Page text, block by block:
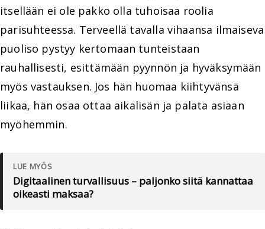
itsellään ei ole pakko olla tuhoisaa roolia
parisuhteessa. Terveellä tavalla vihaansa ilmaiseva
puoliso pystyy kertomaan tunteistaan
rauhallisesti, esittämään pyynnön ja hyväksymään
myös vastauksen. Jos hän huomaa kiihtyvänsä
liikaa, hän osaa ottaa aikalisän ja palata asiaan
myöhemmin.
LUE MYÖS
Digitaalinen turvallisuus – paljonko siitä kannattaa
oikeasti maksaa?